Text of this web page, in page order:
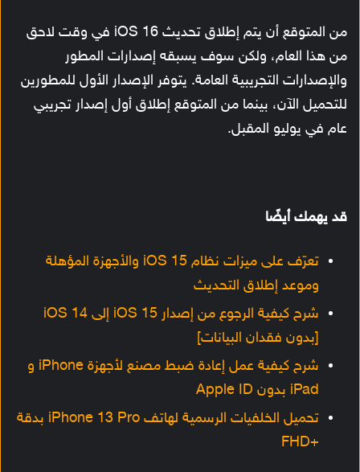
من المتوقع أن يتم إطلاق تحديث iOS 16 في وقت لاحق
من هذا العام، ولكن سوف يسبقه إصدارات المطور
والإصدارات التجريبية العامة. يتوفر الإصدار الأول للمطورين
للتحميل الآن، بينما من المتوقع إطلاق أول إصدار تجريبي
عام في يوليو المقبل.
قد يهمك أيضًا
تعرّف على ميزات نظام iOS 15 والأجهزة المؤهلة
وموعد إطلاق التحديث
شرح كيفية الرجوع من إصدار iOS 15 إلى iOS 14
[بدون فقدان البيانات]
شرح كيفية عمل إعادة ضبط مصنع لأجهزة iPhone و
iPad بدون Apple ID
تحميل الخلفيات الرسمية لهاتف iPhone 13 Pro بدقة
+FHD